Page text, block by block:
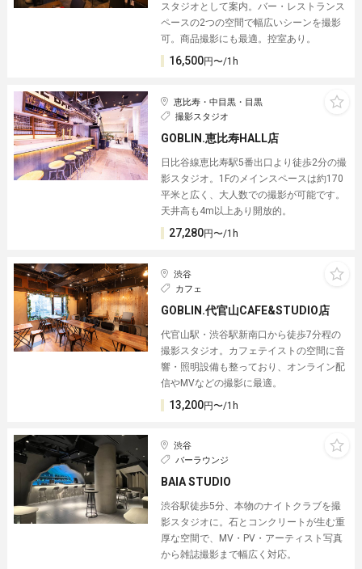
スタジオとして案内。バー・レストランス
ペースの2つの空間で幅広いシーンを撮影
可。商品撮影にも最適。控室あり。
16,500円〜/1h
恵比寿・中目黒・目黒
撮影スタジオ
GOBLIN.恵比寿HALL店
日比谷線恵比寿駅5番出口より徒歩2分の撮
影スタジオ。1Fのメインスペースは約170
平米と広く、大人数での撮影が可能です。
天井高も4m以上あり開放的。
27,280円〜/1h
渋谷
カフェ
GOBLIN.代官山CAFE&STUDIO店
代官山駅・渋谷駅新南口から徒歩7分程の
撮影スタジオ。カフェテイストの空間に音
響・照明設備も整っており、オンライン配
信やMVなどの撮影に最適。
13,200円〜/1h
渋谷
バーラウンジ
BAIA STUDIO
渋谷駅徒歩5分、本物のナイトクラブを撮
影スタジオに。石とコンクリートが生む重
厚な空間で、MV・PV・アーティスト写真
から雑誌撮影まで幅広く対応。